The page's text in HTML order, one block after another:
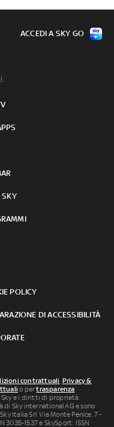
SKY
POLICY
DI ACCESSIBILITÀ
ACCEDI A SKY GO
contrattuali, Privacy &
o pertrasparenza
Sky e i diritti di proprietà
Sky international AG e sono
Italia Srl Via Monte Penice, 7 -
3035-1537 e SkySport: ISSN